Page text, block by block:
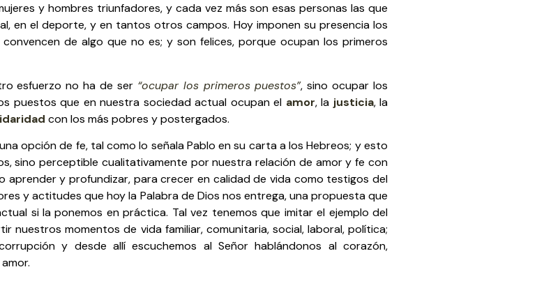
y hombres triunfadores, y cada vez más son esas personas las que
en el deporte, y en tantos otros campos. Hoy imponen su presencia los
de algo que no es; y son felices, porque ocupan los primeros
esfuerzo no ha de ser “ocupar los primeros puestos”, sino ocupar los
puestos que en nuestra sociedad actual ocupan el amor, la justicia, la
con los más pobres y postergados.
opción de fe, tal como lo señala Pablo en su carta a los Hebreos; y esto
sino perceptible cualitativamente por nuestra relación de amor y fe con
aprender y profundizar, para crecer en calidad de vida como testigos del
y actitudes que hoy la Palabra de Dios nos entrega, una propuesta que
si la ponemos en práctica. Tal vez tenemos que imitar el ejemplo del
nuestros momentos de vida familiar, comunitaria, social, laboral, política;
y desde allí escuchemos al Señor hablándonos al corazón,